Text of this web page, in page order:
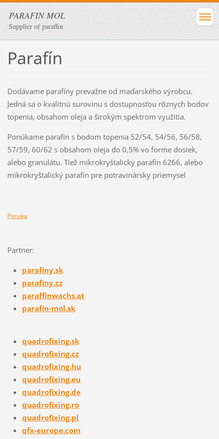
PARAFIN MOL
Supplier of paraffin
Parafín
Dodávame parafíny prevažne od maďarského výrobcu.
Jedná sa o kvalitnú surovinu s dostupnosťou rôznych bodov
topenia, obsahom oleja a širokým spektrom využitia.
Ponúkame parafín s bodom topenia 52/54, 54/56, 56/58,
57/59, 60/62 s obsahom oleja do 0,5% vo forme dosiek,
alebo granulátu. Tiež mikrokryštalický parafín 6266, alebo
mikrokryštalický parafín pre potravinársky priemysel
Ponuka
Partner:
parafiny.sk
parafiny.cz
paraffinwachs.at
parafin-mol.sk
quadrofixing.sk
quadrofixing.cz
quadrofixing.hu
quadrofixing.eu
quadrofixing.de
quadrofixing.ro
quadrofixing.pl
qfx-europe.com